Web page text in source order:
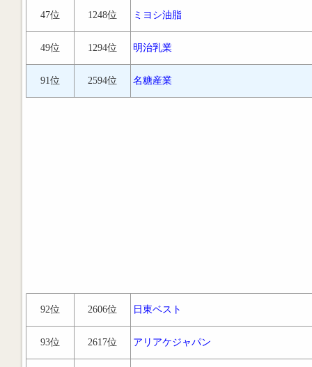
47位 1248位 ミヨシ油脂
49位 1294位 明治乳業
91位 2594位 名糖産業
92位 2606位 日東ベスト
93位 2617位 アリアケジャパン